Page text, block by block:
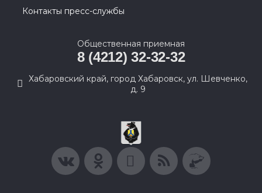
Контакты пресс-службы
Общественная приемная
8 (4212) 32-32-32
Хабаровский край, город Хабаровск, ул. Шевченко,
д. 9